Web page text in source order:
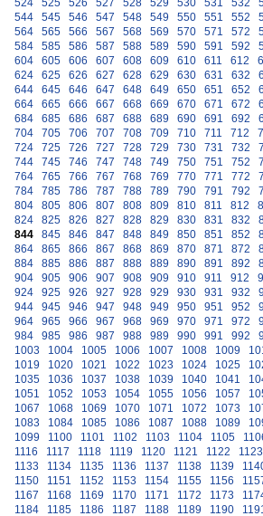
524
525 526 527 528 529 530 531 532
544
545 546 547 548 549 550 551 552
564
565 566 567 568 569 570 571 572
584
585 586 587 588 589 590 591 592
604
605 606 607 608 609 610 611 612
624
625 626 627 628 629 630 631 632
644
645 646 647 648 649 650 651 652
664
665 666 667 668 669 670 671 672
684
685 686 687 688 689 690 691 692
704
705 706 707 708 709 710 711 712
724
725 726 727 728 729 730 731 732
744
745 746 747 748 749 750 751 752
764
765 766 767 768 769 770 771 772
784
785 786 787 788 789 790 791 792
804
805 806 807 808 809 810 811 812
824
825 826 827 828 829 830 831 832
844
845 846 847 848 849 850 851 852
864
865 866 867 868 869 870 871 872
884
885 886 887 888 889 890 891 892
904
905 906 907 908 909 910 911 912
924
925 926 927 928 929 930 931 932
944
945 946 947 948 949 950 951 952
964
965 966 967 968 969 970 971 972
984
985 986 987 988 989 990 991 992
1003
1004 1005 1006 1007 1008 1009
1019
1020 1021 1022 1023 1024 1025
1035
1036 1037 1038 1039 1040 1041
1051
1052 1053 1054 1055 1056 1057
1067
1068 1069 1070 1071 1072 1073
1083
1084 1085 1086 1087 1088 1089
1099
1100 1101 1102 1103 1104 1105
1116
1117 1118 1119 1120 1121 1122 1123
1133
1134 1135 1136 1137 1138 1139
1150
1151 1152 1153 1154 1155 1156
1167
1168 1169 1170 1171 1172 1173
1184
1185 1186 1187 1188 1189 1190